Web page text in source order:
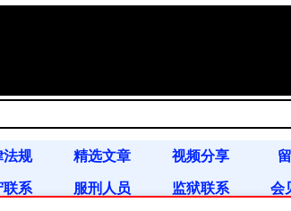
法规 精选文章 视频分享
联系 服刑人员 监狱联系 会